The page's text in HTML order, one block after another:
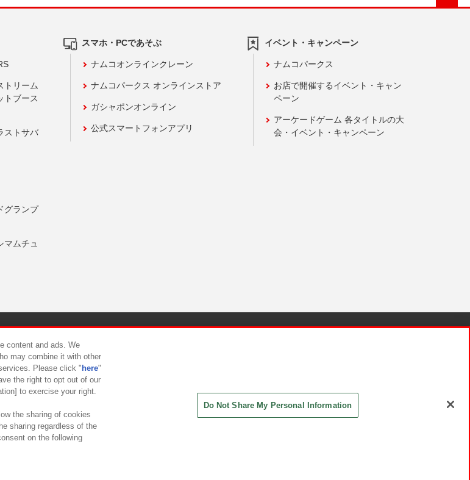
トリーム
トブース
ストサバ
グランプ
マムチュ
スマホ・PCであそぶ
ナムコオンラインクレーン
ナムコパークス オンラインストア
ガシャポンオンライン
公式スマートフォンアプリ
イベント・キャンペーン
ナムコパークス
お店で開催するイベント・キャン
ペーン
アーケードゲーム 各タイトルの大
会・イベント・キャンペーン
マーハラスメント対応方針
content and ads. We
may combine it with other
Please click " here"
the right to opt out of our
to exercise your right.
the sharing of cookies
sharing regardless of the
on the following
Do Not Share My Personal Information